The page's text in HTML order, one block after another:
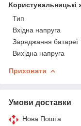
Користувальницькі
Тип
Вхідна напруга
Заряджання батареї
Вихідна напруга
Приховати
Умови доставки
Нова Пошта